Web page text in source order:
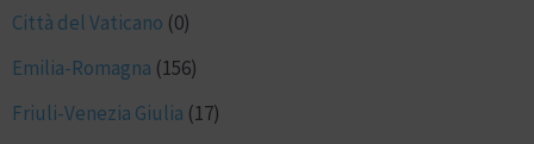
Città del Vaticano (0)
Emilia-Romagna (156)
Friuli-Venezia Giulia (17)